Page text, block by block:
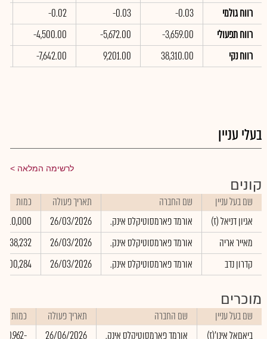
רווח גולמי
-0.03
-0.03
-0.02
רווח תפעולי
-3,659.00
-5,672.00
-4,500.00
רווח נקי
38,310.00
9,201.00
-7,642.00
בעלי עניין
לרשימה המלאה
קונים
שם בעל עניין שם החברה תאריך פעולה
כמות
אגיון דניאל (ז)
אורמד פארמסוטיקלס אינק. 26/03/2026
10,000
מאייר אריה
אורמד פארמסוטיקלס אינק. 26/03/2026
38,232
קדרון נדב
אורמד פארמסוטיקלס אינק. 26/03/2026
700,284
מוכרים
שם בעל עניין שם החברה תאריך פעולה
כמות
ביאםאל אינו'(ז)
אורמד פארמסוטיקלס אינק. 26/06/2026
-2,300,962